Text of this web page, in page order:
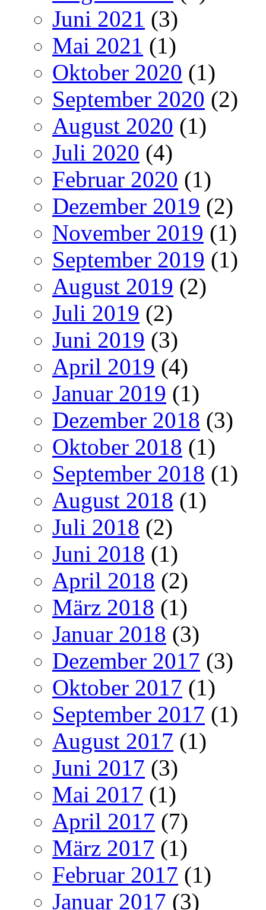
Juni 2021 (3)
Mai 2021 (1)
Oktober 2020 (1)
September 2020 (2)
August 2020 (1)
Juli 2020 (4)
Februar 2020 (1)
Dezember 2019 (2)
November 2019 (1)
September 2019 (1)
August 2019 (2)
Juli 2019 (2)
Juni 2019 (3)
April 2019 (4)
Januar 2019 (1)
Dezember 2018 (3)
Oktober 2018 (1)
September 2018 (1)
August 2018 (1)
Juli 2018 (2)
Juni 2018 (1)
April 2018 (2)
März 2018 (1)
Januar 2018 (3)
Dezember 2017 (3)
Oktober 2017 (1)
September 2017 (1)
August 2017 (1)
Juni 2017 (3)
Mai 2017 (1)
April 2017 (7)
März 2017 (1)
Februar 2017 (1)
Januar 2017 (3)